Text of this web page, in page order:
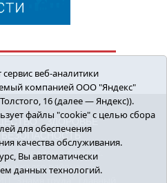
ЗДОРОВЬЕ
БЕЗОПАСНОСТЬ
район в деталях.
района
веб-аналитики
компанией ООО "Яндекс"
16 (далее — Яндекс)).
файлы "cookie" с целью сбора
для обеспечения
качества обслуживания.
Вы автоматически
данных технологий.